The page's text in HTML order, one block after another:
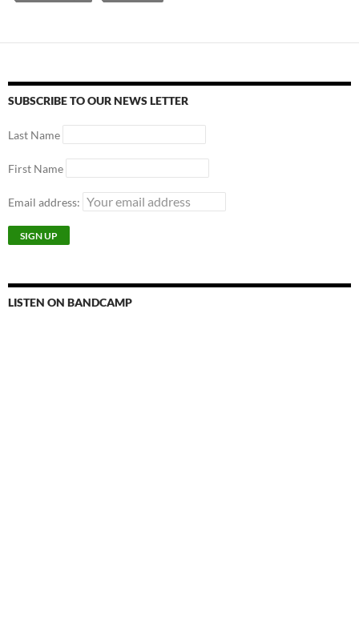
SUBSCRIBE TO OUR NEWS LETTER
Last Name
First Name
Email address:
LISTEN ON BANDCAMP